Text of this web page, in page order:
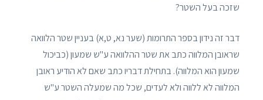
שזכה בעל השטר?
דבר זה נידון בספר התרומות (שער נא, ט,א) בעניין שטר הלוואה
שראובן המלווה כתב את שטר ההלוואה ע"ש שמעון (כביכול
שמעון הוא המלווה). בתחילת דבריו כתב שאם לא הודיע ראובן
המלווה לא ללווה ולא לעדים, שכל מה שמעלה השטר ע"ש